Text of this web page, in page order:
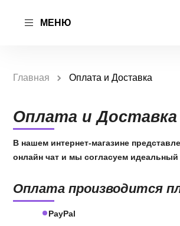
МЕНЮ
Главная Оплата и Доставка
Оплата и Доставка
В нашем интернет-магазине
онлайн чат и мы согласуем идеальный
Оплата производится
PayPal